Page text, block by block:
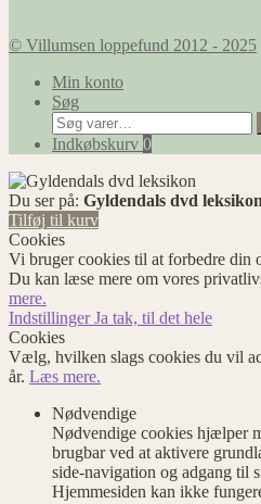
© Villumsen loppefund 2012 - 2025
Min konto
Søg
Søg
efter:
Indkøbskurv 0
Du ser på: Gyldendals dvd leksikon
Tilføj til kurv
Cookies
Vi bruger cookies til at forbedre din
Du kan læse mere om vores
mere.
IndstillingerJa tak, til det hele
Cookies
Vælg, hvilken slags cookies du vil
år. Læs mere.
Nødvendige
Nødvendige cookies hjælper
brugbar ved at aktivere
side-navigation og adgang til
Hjemmesiden kan ikke